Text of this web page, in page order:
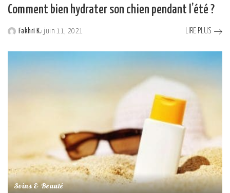
Comment bien hydrater son chien pendant l’été ?
Posted
Fakhri K. juin 11, 2021 LIRE PLUS
Soins & Beauté